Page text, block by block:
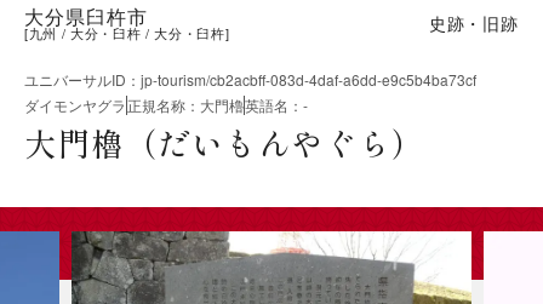
大分県臼杵市
[九州 大分・臼杵 大分・臼杵] 史跡・旧跡
ユニバーサルID ： jp-tourism/cb2acbff-083d-4daf-a6dd-e9c5b4ba73cf
ダイモンヤグラ正規名称 ： 大門櫓英語名 ： -
大門櫓（だいもんやぐら）